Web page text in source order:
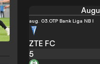
aug. 03. OTP Bank Liga NB I
ZTE FC
5